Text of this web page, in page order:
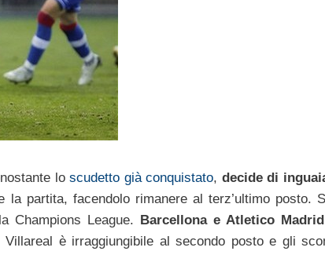
loscudetto già conquistato, decide di
partita, facendolo rimanere al terz’ultimo posto.
Champions League. Barcellona e Atletico
è irraggiungibile al secondo posto e gli